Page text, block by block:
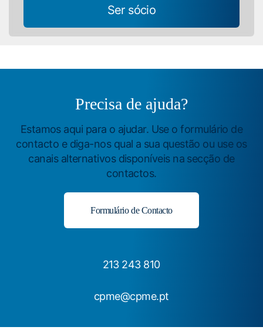
Ser sócio
Precisa de ajuda?
Estamos aqui para o ajudar. Use o formulário de
contacto e diga-nos qual a sua questão ou use os
canais alternativos disponíveis na secção de
contactos.
Formulário de Contacto
213 243 810
cpme@cpme.pt